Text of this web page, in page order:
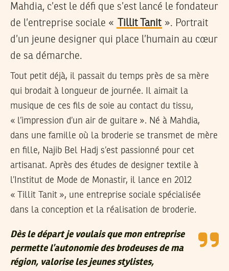
Mahdia, c’est le défi que s’est lancé le fondateur
de l’entreprise sociale «
Tillit Tanit ». Portrait
d’un jeune designer qui place l’humain au cœur
de sa démarche.
Tout petit déjà, il passait du temps près de sa mère
qui brodait à longueur de journée. Il aimait la
musique de ces fils de soie au contact du tissu,
« l’impression d’un air de guitare ». Né à Mahdia,
dans une famille où la broderie se transmet de mère
en fille, Najib Bel Hadj s’est passionné pour cet
artisanat. Après des études de designer textile à
l’Institut de Mode de Monastir, il lance en 2012
« Tillit Tanit », une entreprise sociale spécialisée
dans la conception et la réalisation de broderie.
Dès le départ je voulais que mon entreprise
permette l’autonomie des brodeuses de ma
région, valorise les jeunes stylistes,